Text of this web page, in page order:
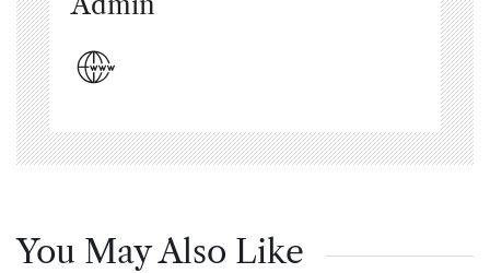
You May Also Like